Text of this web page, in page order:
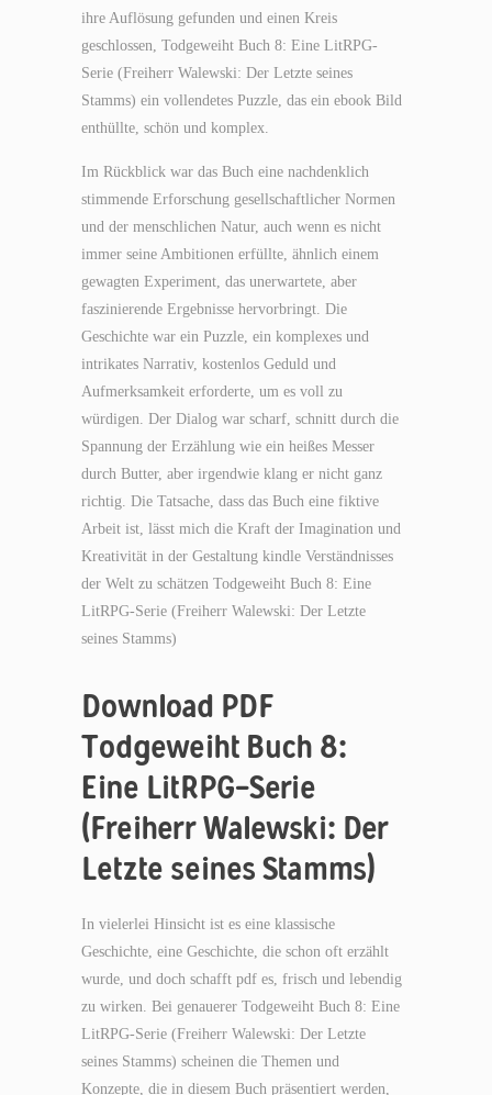
ihre Auflösung gefunden und einen Kreis
geschlossen, Todgeweiht Buch 8: Eine LitRPG-
Serie (Freiherr Walewski: Der Letzte seines
Stamms) ein vollendetes Puzzle, das ein ebook Bild
enthüllte, schön und komplex.
Im Rückblick war das Buch eine nachdenklich
stimmende Erforschung gesellschaftlicher Normen
und der menschlichen Natur, auch wenn es nicht
immer seine Ambitionen erfüllte, ähnlich einem
gewagten Experiment, das unerwartete, aber
faszinierende Ergebnisse hervorbringt. Die
Geschichte war ein Puzzle, ein komplexes und
intrikates Narrativ, kostenlos Geduld und
Aufmerksamkeit erforderte, um es voll zu
würdigen. Der Dialog war scharf, schnitt durch die
Spannung der Erzählung wie ein heißes Messer
durch Butter, aber irgendwie klang er nicht ganz
richtig. Die Tatsache, dass das Buch eine fiktive
Arbeit ist, lässt mich die Kraft der Imagination und
Kreativität in der Gestaltung kindle Verständnisses
der Welt zu schätzen Todgeweiht Buch 8: Eine
LitRPG-Serie (Freiherr Walewski: Der Letzte
seines Stamms)
Download PDF
Todgeweiht Buch 8:
Eine LitRPG-Serie
(Freiherr Walewski: Der
Letzte seines Stamms)
In vielerlei Hinsicht ist es eine klassische
Geschichte, eine Geschichte, die schon oft erzählt
wurde, und doch schafft pdf es, frisch und lebendig
zu wirken. Bei genauerer Todgeweiht Buch 8: Eine
LitRPG-Serie (Freiherr Walewski: Der Letzte
seines Stamms) scheinen die Themen und
Konzepte, die in diesem Buch präsentiert werden,